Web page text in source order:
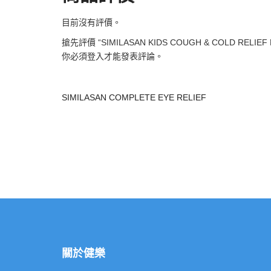
目前沒有評價。
搶先評價 “SIMILASAN KIDS COUGH & COLD
你必須登入 才能發表評論。
SIMILASAN COMPLETE EYE RELIEF
關於健樂